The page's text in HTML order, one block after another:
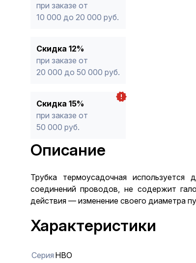
при заказе от
10 000 до 20 000 руб.
Скидка 12%
при заказе от
20 000 до 50 000 руб.
Скидка 15%
при заказе от
50 000 руб.
Описание
Трубка термоусадочная используется
соединений проводов, не содержит
действия — изменение своего диаметра
Характеристики
Серия НВО